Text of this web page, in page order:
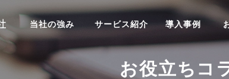
当社の強み サービス紹介 導入事例
お役立ちコ